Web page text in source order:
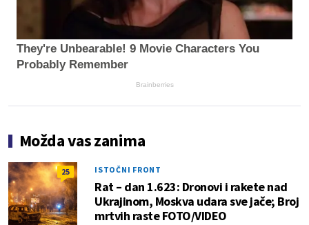
They're Unbearable! 9 Movie Characters You
Probably Remember
Brainberries
Možda vas zanima
25 ISTOČNI FRONT
Rat – dan 1.623: Dronovi i rakete nad
Ukrajinom, Moskva udara sve jače; Broj
mrtvih raste FOTO/VIDEO